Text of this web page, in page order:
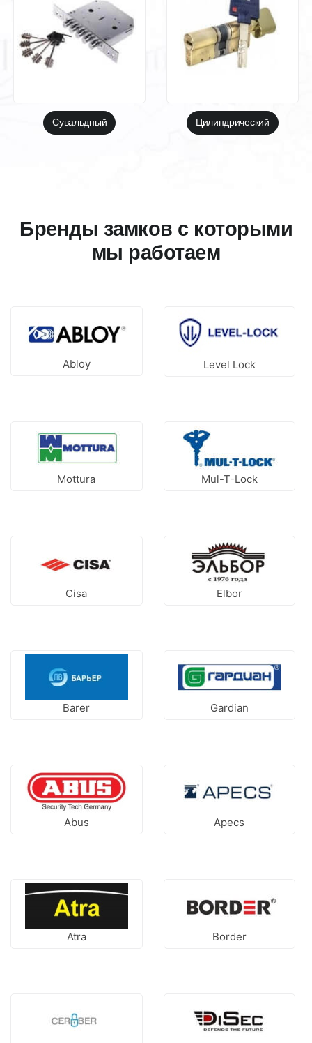
Сувальдный Цилиндрический
Бренды замков с которыми
мы работаем
Abloy Level Lock
Mottura Mul-T-Lock
Cisa Elbor
Barer Gardian
Abus Apecs
Atra Border